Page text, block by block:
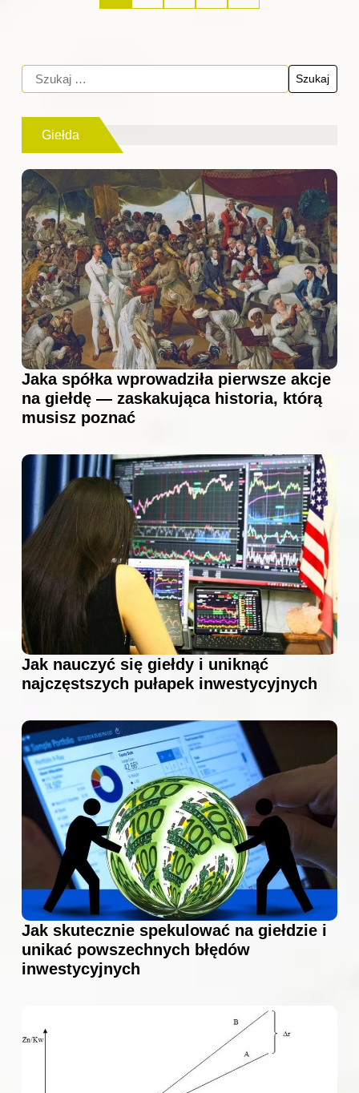
Giełda
Jaka spółka wprowadziła pierwsze akcje
na giełdę — zaskakująca historia, którą
musisz poznać
Jak nauczyć się giełdy i uniknąć
najczęstszych pułapek inwestycyjnych
Jak skutecznie spekulować na giełdzie i
unikać powszechnych błędów
inwestycyjnych